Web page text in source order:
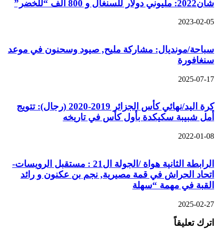
دولار للسنغال و 800 ألف “للخضر”
2023-02-
مونديال: مشاركة مليح, صيود وسحنون في موعد
2025-07-
كرة اليد/نهائي كأس الجزائر 2019-2020 (رجال): تتويج
شبيبة سكيكدة بأول كأس في تاريخه
2022-01-
الرابطة الثانية هواة /الجولة ال21 : مستقبل الرويسات-
الحراش في قمة مصيرية, نجم بن عكنون و رائد
في مهمة “سهلة
2025-02-
تعليقاً